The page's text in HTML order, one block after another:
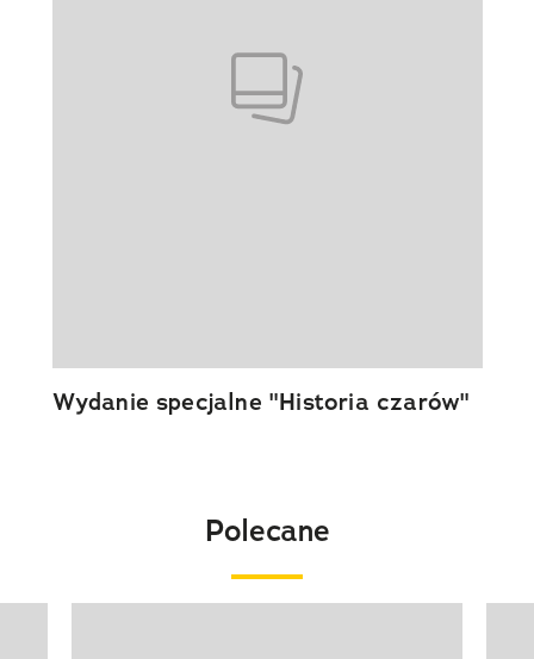
Wydanie specjalne "Historia czarów"
Polecane